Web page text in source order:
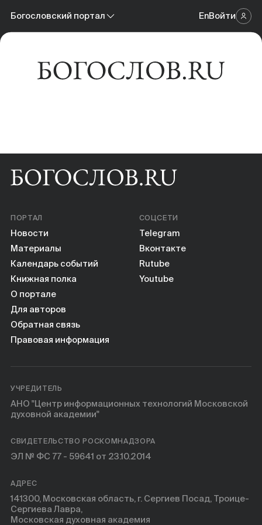
Богословский портал
Богословский портал
EnВойти
Новости
Научные инструменты
ПОРТАЛ
Новости
Материалы
Календарь событий
Книжная полка
О портале
Для авторов
Обратная связь
Правовая информация
СОЦСЕТИ
Telegram
Вконтакте
Rutube
Youtube
УЧРЕДИТЕЛЬ
АНО "Центр информационных технологий Московской
духовной академии"
СВИДЕТЕЛЬСТВО РОСКОМНАДЗОРА
ЭЛ № ФС 77 - 59641 от 23.10.2014
АДРЕС
141300, Московская область, г. Сергиев Посад, Троице-
Сергиева Лавра,
Московская духовная академия